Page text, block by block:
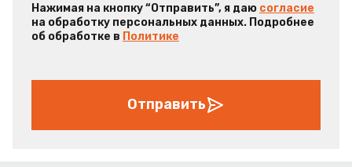
Нажимая на кнопку “Отправить”, я даю согласие
на обработку персональных данных. Подробнее
об обработке в Политике
Отправить